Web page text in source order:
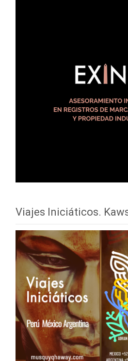
Viajes Iniciáticos.